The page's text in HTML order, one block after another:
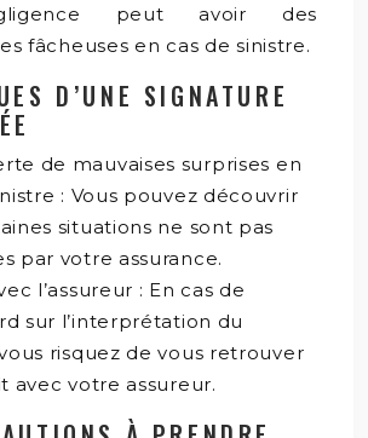
peut avoir des
fâcheuses en cas de sinistre.
D’UNE SIGNATURE
de mauvaises surprises en
: Vous pouvez découvrir
situations ne sont pas
par votre assurance.
l’assureur : En cas de
sur l’interprétation du
risquez de vous retrouver
avec votre assureur.